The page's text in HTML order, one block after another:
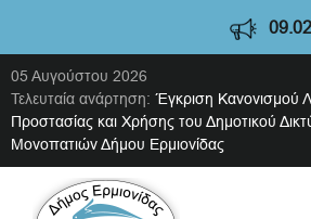
05 Αυγούστου 2026
Τελευταία ανάρτηση: Έγκριση Κανονισμού
Προστασίας και Χρήσης του Δημοτικού
Μονοπατιών Δήμου Ερμιονίδας